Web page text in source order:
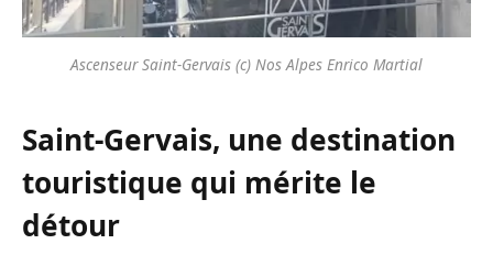
Ascenseur Saint-Gervais (c) Nos Alpes Enrico Martial
Saint-Gervais, une destination
touristique qui mérite le
détour